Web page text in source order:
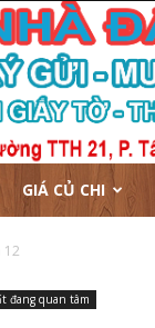
GIÁ CỦ CHI
12
đang quan tâm